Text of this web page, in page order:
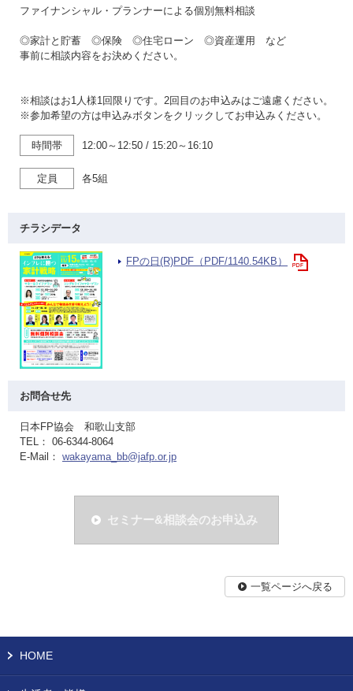
ファイナンシャル・プランナーによる個別無料相談
◎家計と貯蓄 ◎保険 ◎住宅ローン ◎資産運用 など
事前に相談内容をお決めください。
※相談はお1人様1回限りです。2回目のお申込みはご遠慮ください。
※参加希望の方は申込みボタンをクリックしてお申込みください。
時間帯 12:00～12:50 / 15:20～16:10
定員 各5組
チラシデータ
FPの日(R)PDF（PDF/1140.54KB）
お問合せ先
日本FP協会 和歌山支部
TEL： 06-6344-8064
E-Mail： wakayama_bb@jafp.or.jp
セミナー&相談会のお申込み
一覧ページへ戻る
HOME